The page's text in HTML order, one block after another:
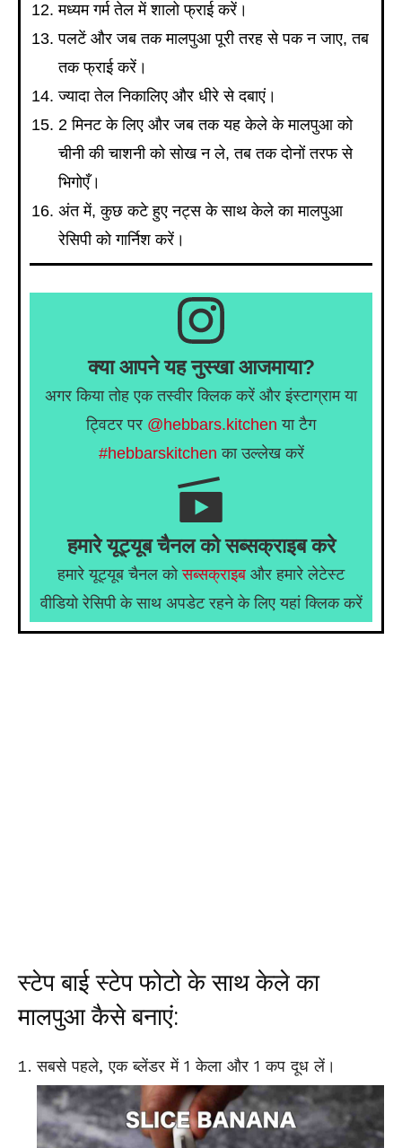
मध्यम गर्म तेल में शालो फ्राई करें।
पलटें और जब तक मालपुआ पूरी तरह से पक न जाए, तब
तक फ्राई करें।
ज्यादा तेल निकालिए और धीरे से दबाएं।
2 मिनट के लिए और जब तक यह केले के मालपुआ को
चीनी की चाशनी को सोख न ले, तब तक दोनों तरफ से
भिगोएँ।
अंत में, कुछ कटे हुए नट्स के साथ केले का मालपुआ
रेसिपी को गार्निश करें।
क्या आपने यह नुस्खा आजमाया?
अगर किया तोह एक तस्वीर क्लिक करें और इंस्टाग्राम या
ट्विटर पर @hebbars.kitchen या टैग
#hebbarskitchen का उल्लेख करें
हमारे यूट्यूब चैनल को सब्सक्राइब करे
हमारे यूट्यूब चैनल कोसब्सक्राइब और हमारे लेटेस्ट
वीडियो रेसिपी के साथ अपडेट रहने के लिए यहां क्लिक करें
स्टेप बाई स्टेप फोटो के साथ केले का
मालपुआ कैसे बनाएं:
सबसे पहले, एक ब्लेंडर में 1 केला और 1 कप दूध लें।